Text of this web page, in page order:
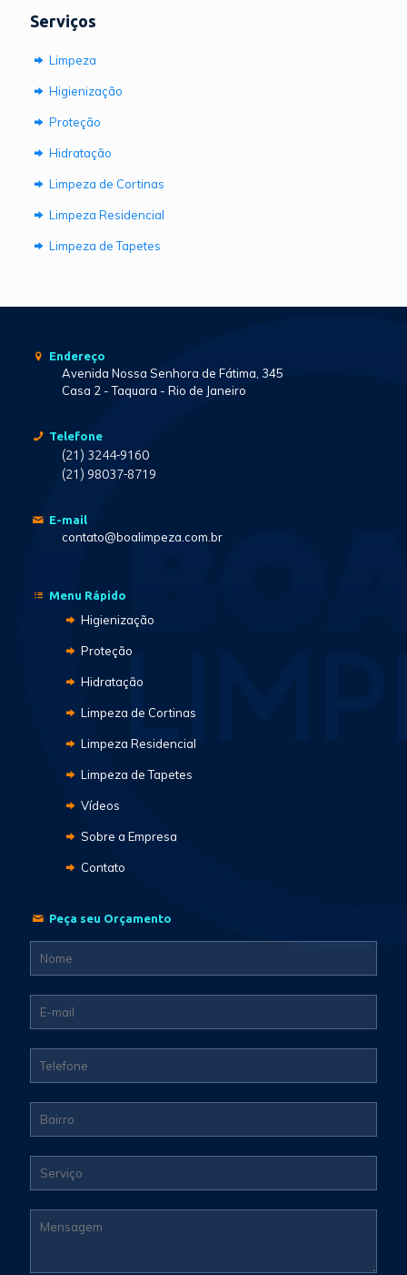
Serviços
Limpeza
Higienização
Proteção
Hidratação
Limpeza de Cortinas
Limpeza Residencial
Limpeza de Tapetes
Endereço
Avenida Nossa Senhora de Fátima, 345
Casa 2 - Taquara - Rio de Janeiro
Telefone
(21) 3244-9160
(21) 98037-8719
E-mail
contato@boalimpeza.com.br
Menu Rápido
Higienização
Proteção
Hidratação
Limpeza de Cortinas
Limpeza Residencial
Limpeza de Tapetes
Vídeos
Sobre a Empresa
Contato
Peça seu Orçamento